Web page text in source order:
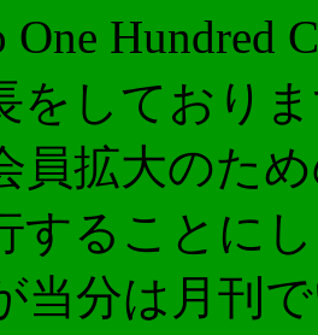
One
をしており
員拡大のた
することに
当分は月刊